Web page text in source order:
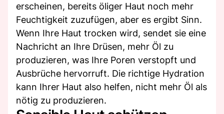
erscheinen, bereits öliger Haut noch mehr
Feuchtigkeit zuzufügen, aber es ergibt Sinn.
Wenn Ihre Haut trocken wird, sendet sie eine
Nachricht an Ihre Drüsen, mehr Öl zu
produzieren, was Ihre Poren verstopft und
Ausbrüche hervorruft. Die richtige Hydration
kann Ihrer Haut also helfen, nicht mehr Öl als
nötig zu produzieren.